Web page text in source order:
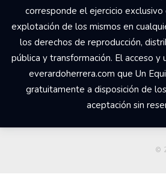
corresponde el ejercicio
explotación de los mismos en
los derechos de reproducción,
pública y transformación. El acceso
everardoherrera.com que Un
gratuitamente a disposición de
aceptación sin
©